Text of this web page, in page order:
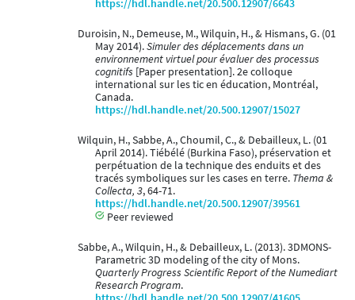
https://hdl.handle.net/20.500.12907/6643
Duroisin, N., Demeuse, M., Wilquin, H., & Hismans, G. (01
May 2014).Simuler des déplacements dans un
environnement virtuel pour évaluer des processus
cognitifs [Paper presentation]. 2e colloque
international sur les tic en éducation, Montréal,
Canada.
https://hdl.handle.net/20.500.12907/15027
Wilquin, H., Sabbe, A., Choumil, C., & Debailleux, L. (01
April 2014). Tiébélé (Burkina Faso), préservation et
perpétuation de la technique des enduits et des
tracés symboliques sur les cases en terre. Thema &
Collecta, 3, 64-71.
https://hdl.handle.net/20.500.12907/39561
Peer reviewed
Sabbe, A., Wilquin, H., & Debailleux, L. (2013). 3DMONS-
Parametric 3D modeling of the city of Mons.
Quarterly Progress Scientific Report of the Numediart
Research Program.